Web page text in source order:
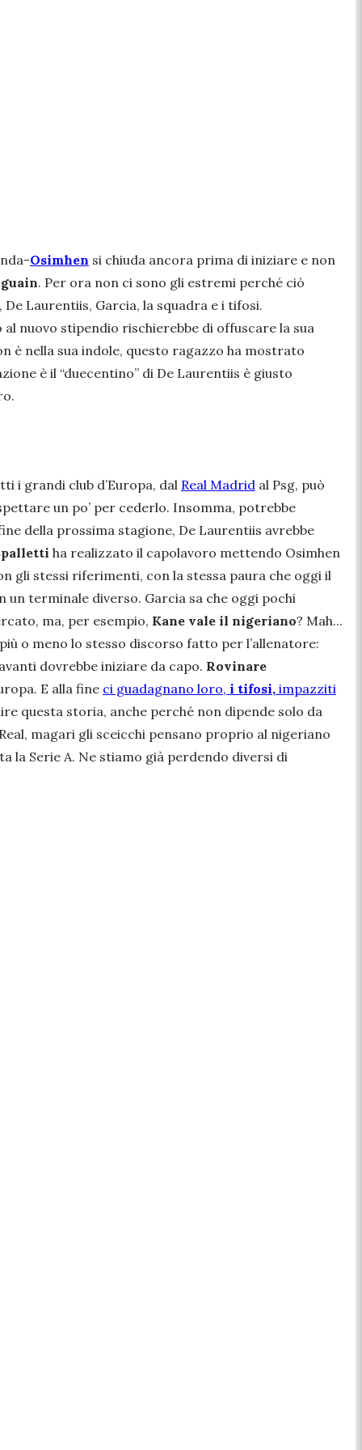
Osimhen si chiuda ancora prima di iniziare e non
. Per ora non ci sono gli estremi perché ciò
Laurentiis, Garcia, la squadra e i tifosi.
nuovo stipendio rischierebbe di offuscare la sua
è nella sua indole, questo ragazzo ha mostrato
è il “duecentino” di De Laurentiis è giusto
i grandi club d’Europa, dal Real Madrid al Psg, può
un po’ per cederlo. Insomma, potrebbe
della prossima stagione, De Laurentiis avrebbe
ha realizzato il capolavoro mettendo Osimhen
gli stessi riferimenti, con la stessa paura che oggi il
terminale diverso. Garcia sa che oggi pochi
ma, per esempio, Kane vale il nigeriano? Mah...
o meno lo stesso discorso fatto per l’allenatore:
dovrebbe iniziare da capo. Rovinare
E alla fine ci guadagnano loro, i tifosi, impazziti
questa storia, anche perché non dipende solo da
magari gli sceicchi pensano proprio al nigeriano
la Serie A. Ne stiamo già perdendo diversi di